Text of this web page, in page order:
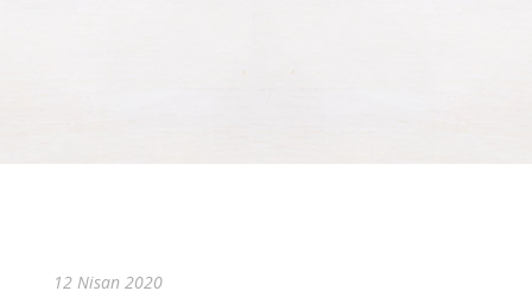
12 Nisan 2020